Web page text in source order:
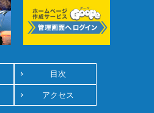
目次
アクセス